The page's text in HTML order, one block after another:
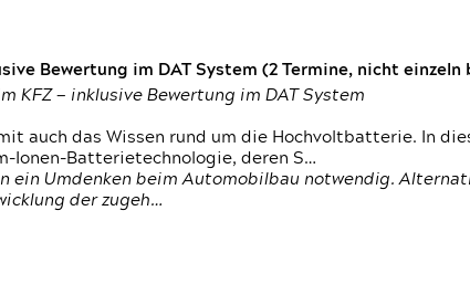
Bewertung im DAT System (2 Termine, nicht einzeln
KFZ — inklusive Bewertung im DAT System
auch das Wissen rund um die Hochvoltbatterie. In
Ionen-Batterietechnologie, deren S…
ein Umdenken beim Automobilbau notwendig.
der zugeh…